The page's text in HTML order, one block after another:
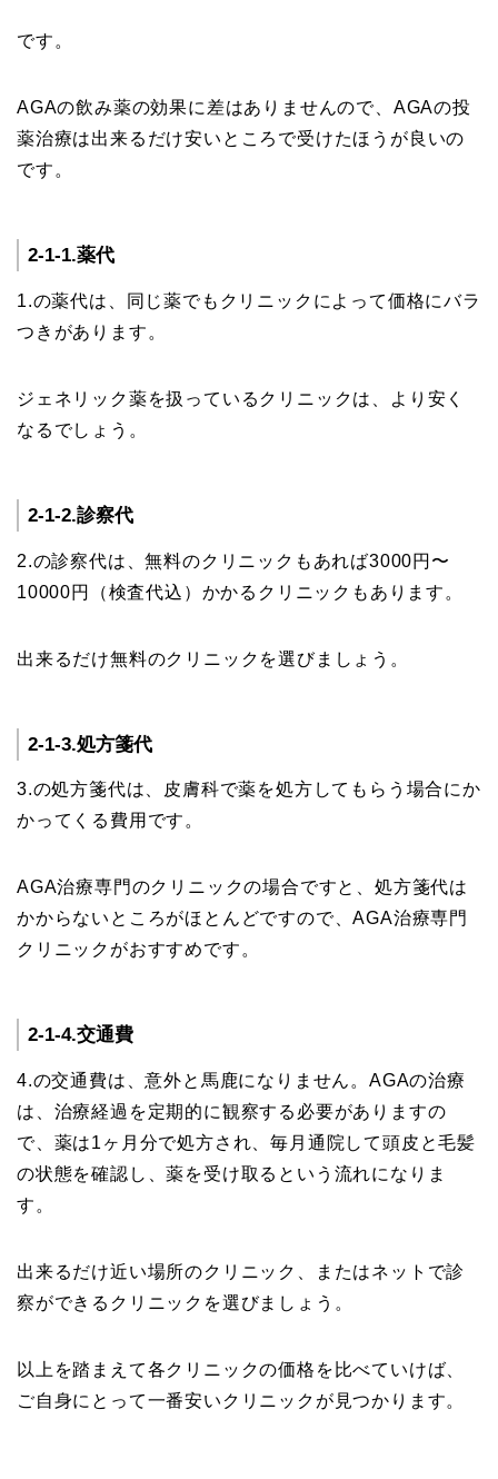
です。
AGAの飲み薬の効果に差はありませんので、AGAの投
薬治療は出来るだけ安いところで受けたほうが良いの
です。
2-1-1.薬代
1.の薬代は、同じ薬でもクリニックによって価格にバラ
つきがあります。
ジェネリック薬を扱っているクリニックは、より安く
なるでしょう。
2-1-2.診察代
2.の診察代は、無料のクリニックもあれば3000円〜
10000円（検査代込）かかるクリニックもあります。
出来るだけ無料のクリニックを選びましょう。
2-1-3.処方箋代
3.の処方箋代は、皮膚科で薬を処方してもらう場合にか
かってくる費用です。
AGA治療専門のクリニックの場合ですと、処方箋代は
かからないところがほとんどですので、AGA治療専門
クリニックがおすすめです。
2-1-4.交通費
4.の交通費は、意外と馬鹿になりません。AGAの治療
は、治療経過を定期的に観察する必要がありますの
で、薬は1ヶ月分で処方され、毎月通院して頭皮と毛髪
の状態を確認し、薬を受け取るという流れになりま
す。
出来るだけ近い場所のクリニック、またはネットで診
察ができるクリニックを選びましょう。
以上を踏まえて各クリニックの価格を比べていけば、
ご自身にとって一番安いクリニックが見つかります。